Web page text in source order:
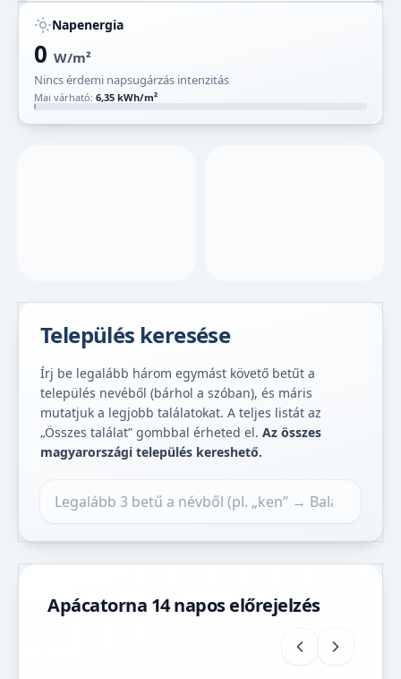
Napenergia
0 W/m²
Nincs érdemi napsugárzás intenzitás
Mai várható: 6,35 kWh/m²
Település keresése
Írj be legalább három egymást követő betűt a
település nevéből (bárhol a szóban), és máris
mutatjuk a legjobb találatokat. A teljes listát az
„Összes találat” gombbal érheted el. Az összes
magyarországi település kereshető.
Apácatorna 14 napos előrejelzés